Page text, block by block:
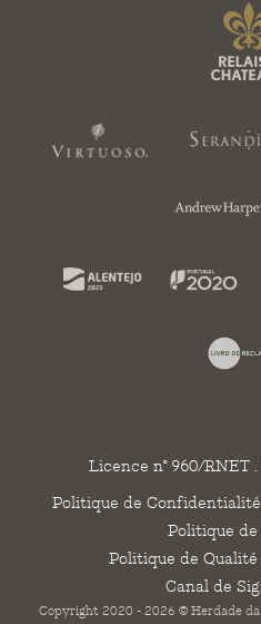
Licence n° 960/RNET
Politique de Confidentialité
Politique de
Politique de
Canal de
Copyright 2020 - 2026 © Herdade